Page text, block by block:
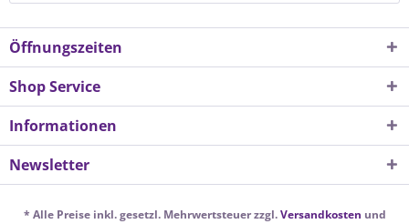
Öffnungszeiten
Shop Service
Informationen
Newsletter
* Alle Preise inkl. gesetzl. Mehrwertsteuer zzgl.Versandkosten und